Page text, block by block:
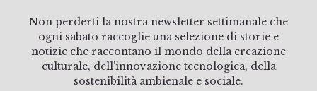
Non perderti la nostra newsletter settimanale che
ogni sabato raccoglie una selezione di storie e
notizie che raccontano il mondo della creazione
culturale, dell’innovazione tecnologica, della
sostenibilità ambienale e sociale.